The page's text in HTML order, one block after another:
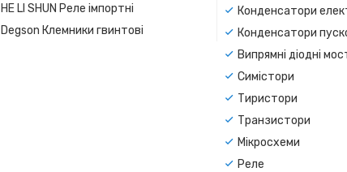
HE LI SHUN Реле імпортні
Degson Клемники гвинтові
Конденсатори
Конденсатори
Випрямні діодні
Симістори
Тиристори
Транзистори
Мікросхеми
Реле